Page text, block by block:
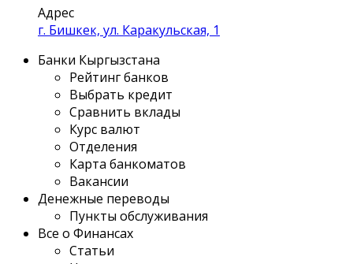
Адрес
г. Бишкек, ул. Каракульская, 1
Банки Кыргызстана
Рейтинг банков
Выбрать кредит
Сравнить вклады
Курс валют
Отделения
Карта банкоматов
Вакансии
Денежные переводы
Пункты обслуживания
Все о Финансах
Статьи